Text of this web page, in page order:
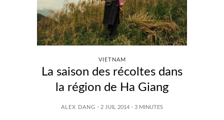
VIETNAM
La saison des récoltes dans
la région de Ha Giang
ALEX DANG · 2 JUIL 2014 · 3 MINUTES